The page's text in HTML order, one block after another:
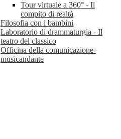
Tour virtuale a 360° - Il
compito di realtà
Filosofia con i bambini
Laboratorio di drammaturgia - Il
teatro del classico
Officina della comunicazione-
musicandante